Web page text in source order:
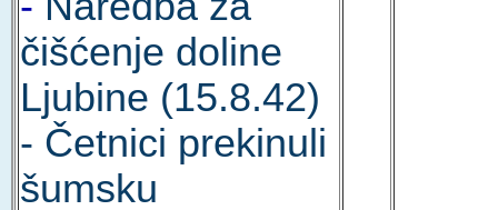
čišćenje doline
Ljubine (15.8.42)
- Četnici prekinuli
šumsku